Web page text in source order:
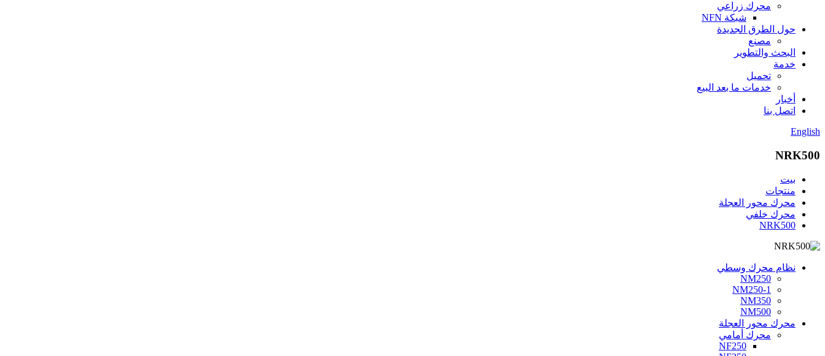
محرك زراعي
شبكة NFN
حول الطرق الجديدة
مصنع
البحث والتطوير
خدمة
تحميل
خدمات ما بعد البيع
أخبار
اتصل بنا
English
NRK500
بيت
منتجات
محرك محور العجلة
محرك خلفي
NRK500
نظام محرك وسطي
NM250
NM250-1
NM350
NM500
محرك محور العجلة
محرك أمامي
NF250